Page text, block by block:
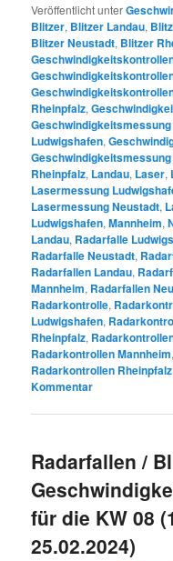
Veröffentlicht unter
Blitzer, Blitzer Landau,
Blitzer Neustadt, Blitzer
Rheinpfalz,
Ludwigshafen,
Rheinpfalz, Landau, Laser,
Lasermessung
Lasermessung Neustadt,
Ludwigshafen,Mannheim,
Landau, Radarfalle
Radarfalle Neustadt,
Radarfallen Landau,
Mannheim, Radarfallen
Radarkontrolle,
Ludwigshafen,
Rheinpfalz,
Radarkontrollen Mannheim,
Radarkontrollen Rheinpfalz
Kommentar
Radarfallen /
für die KW 08
25.02.2024)